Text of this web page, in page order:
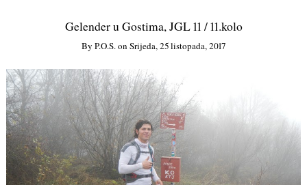
Gelender u Gostima, JGL 11 / 11.kolo
By P.o.s.on Srijeda, 25 listopada, 2017